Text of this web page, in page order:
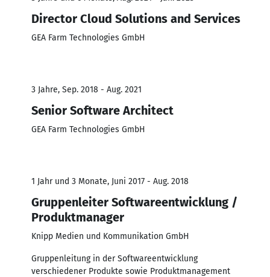
Director Cloud Solutions and Services
GEA Farm Technologies GmbH
3 Jahre, Sep. 2018 - Aug. 2021
Senior Software Architect
GEA Farm Technologies GmbH
1 Jahr und 3 Monate, Juni 2017 - Aug. 2018
Gruppenleiter Softwareentwicklung /
Produktmanager
Knipp Medien und Kommunikation GmbH
Gruppenleitung in der Softwareentwicklung
verschiedener Produkte sowie Produktmanagement